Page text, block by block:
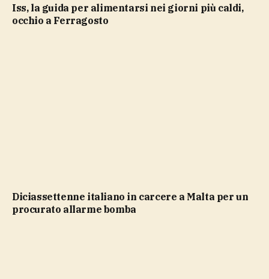
Iss, la guida per alimentarsi nei giorni più caldi,
occhio a Ferragosto
Diciassettenne italiano in carcere a Malta per un
procurato allarme bomba